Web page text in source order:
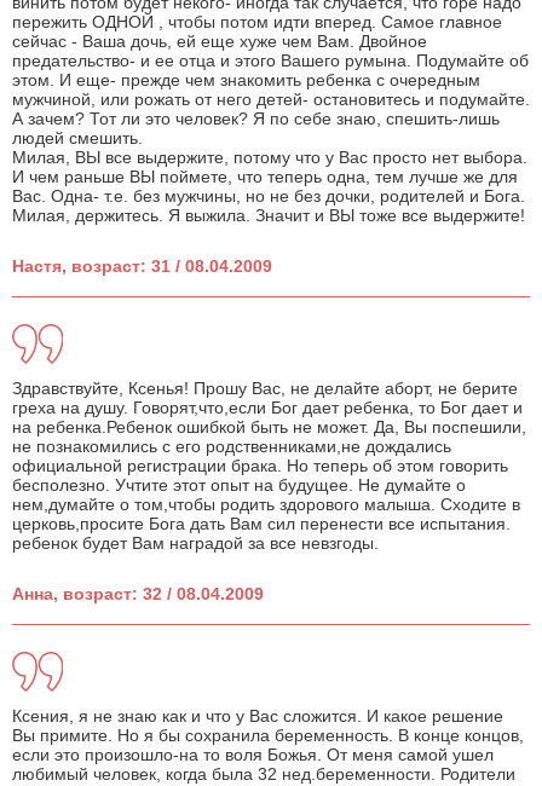
пережить ОДНОЙ , чтобы потом идти вперед. Самое главное
сейчас - Ваша дочь, ей еще хуже чем Вам. Двойное
предательство- и ее отца и этого Вашего румына. Подумайте об
этом. И еще- прежде чем знакомить ребенка с очередным
мужчиной, или рожать от него детей- остановитесь и подумайте.
А зачем? Тот ли это человек? Я по себе знаю, спешить-лишь
людей смешить.
Милая, ВЫ все выдержите, потому что у Вас просто нет выбора.
И чем раньше ВЫ поймете, что теперь одна, тем лучше же для
Вас. Одна- т.е. без мужчины, но не без дочки, родителей и Бога.
Милая, держитесь. Я выжила. Значит и ВЫ тоже все выдержите!
Настя, возраст: 31 / 08.04.2009
Здравствуйте, Ксенья! Прошу Вас, не делайте аборт, не берите
греха на душу. Говорят,что,если Бог дает ребенка, то Бог дает и
на ребенка.Ребенок ошибкой быть не может. Да, Вы поспешили,
не познакомились с его родственниками,не дождались
официальной регистрации брака. Но теперь об этом говорить
бесполезно. Учтите этот опыт на будущее. Не думайте о
нем,думайте о том,чтобы родить здорового малыша. Сходите в
церковь,просите Бога дать Вам сил перенести все испытания.
ребенок будет Вам наградой за все невзгоды.
Анна, возраст: 32 / 08.04.2009
Ксения, я не знаю как и что у Вас сложится. И какое решение
Вы примите. Но я бы сохранила беременность. В конце концов,
если это произошло-на то воля Божья. От меня самой ушел
любимый человек, когда была 32 нед.беременности. Родители